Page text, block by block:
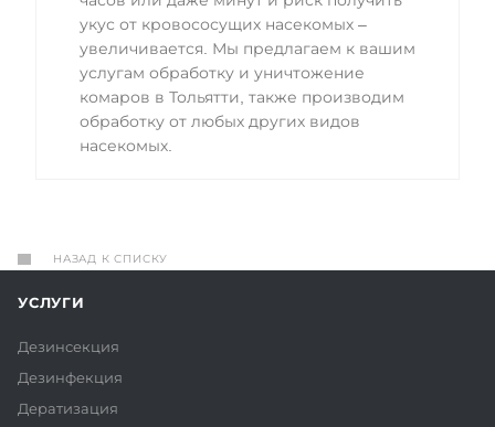
укус от кровососущих насекомых –
увеличивается. Мы предлагаем к вашим
услугам обработку и уничтожение
комаров в Тольятти, также производим
обработку от любых других видов
насекомых.
НАЗАД К СПИСКУ
УСЛУГИ
Дезинсекция
Дезинфекция
Дератизация